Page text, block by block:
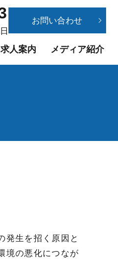
求人案内 メディア紹介
お問い合わせ
発生を招く原因と
境の悪化につなが